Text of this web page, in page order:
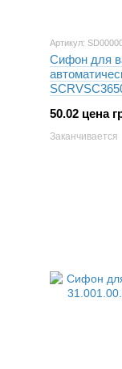
Артикул:
Сифон для
50.02 цена
Заканчивается